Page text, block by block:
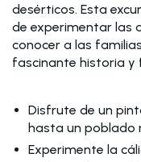
desérticos. Esta
de experimentar las
conocer a las
fascinante historia y
Disfrute de un
hasta un poblado
Experimente la